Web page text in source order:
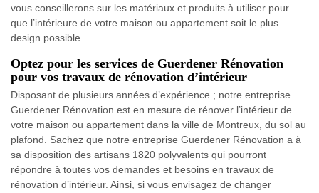
vous conseillerons sur les matériaux et produits à utiliser pour
que l’intérieure de votre maison ou appartement soit le plus
design possible.
Optez pour les services de Guerdener Rénovation
pour vos travaux de rénovation d’intérieur
Disposant de plusieurs années d’expérience ; notre entreprise
Guerdener Rénovation est en mesure de rénover l’intérieur de
votre maison ou appartement dans la ville de Montreux, du sol au
plafond. Sachez que notre entreprise Guerdener Rénovation a à
sa disposition des artisans 1820 polyvalents qui pourront
répondre à toutes vos demandes et besoins en travaux de
rénovation d’intérieur. Ainsi, si vous envisagez de changer